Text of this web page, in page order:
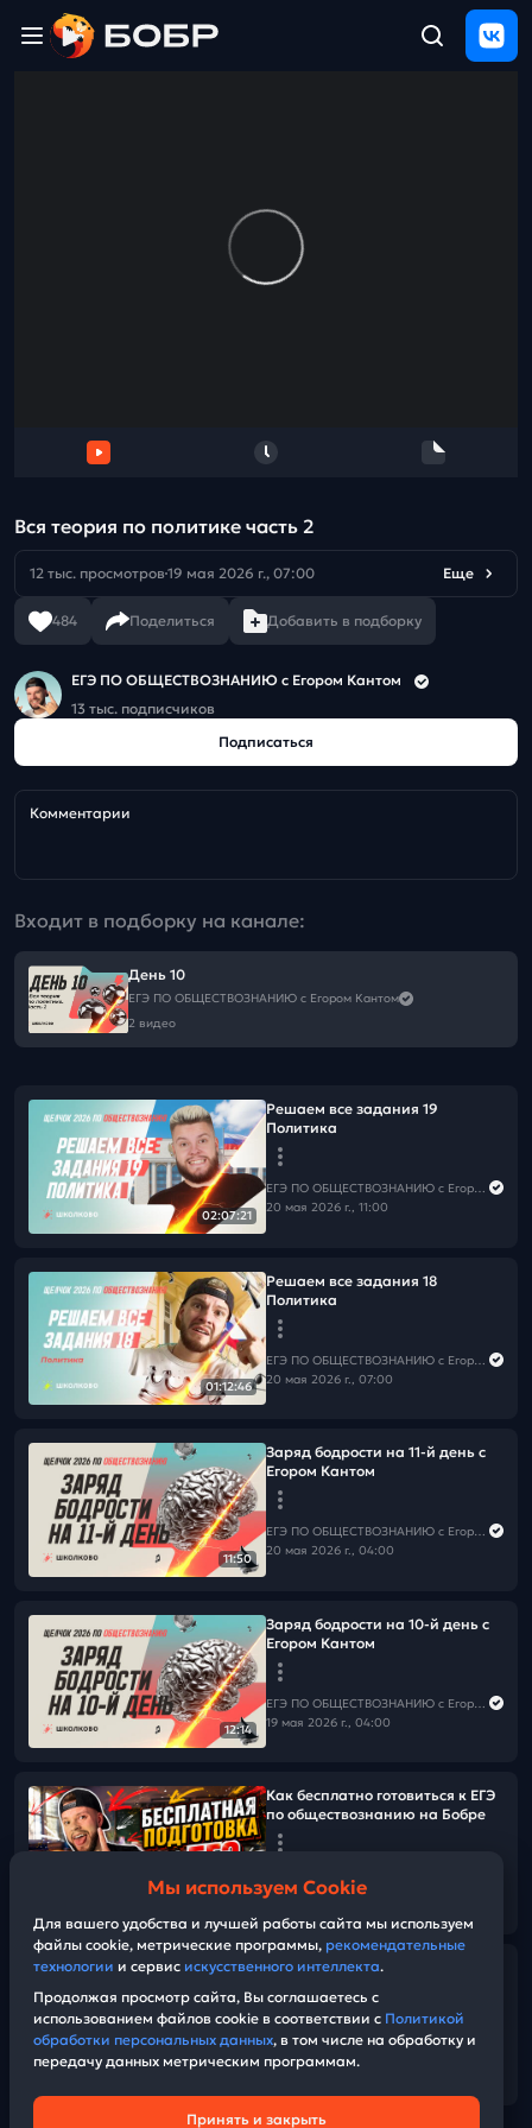
Вся теория по политике часть 2
12 тыс. просмотров 19 мая 2026 г., 07:00 Еще
484 Поделиться Добавить в подборку
ЕГЭ ПО ОБЩЕСТВОЗНАНИЮ c Егором Кантом
13 тыс. подписчиков
Подписаться
Комментарии
Входит в подборку на канале:
День 10
ЕГЭ ПО ОБЩЕСТВОЗНАНИЮ c Егором Кантом
2 видео
02:07:21
Решаем все задания 19
Политика
ЕГЭ ПО ОБЩЕСТВОЗНАНИЮ c Егором Кантом
20 мая 2026 г., 11:00
01:12:46
Решаем все задания 18
Политика
ЕГЭ ПО ОБЩЕСТВОЗНАНИЮ c Егором Кантом
20 мая 2026 г., 07:00
11:50
Заряд бодрости на 11-й день с
Егором Кантом
ЕГЭ ПО ОБЩЕСТВОЗНАНИЮ c Егором Кантом
20 мая 2026 г., 04:00
12:14
Заряд бодрости на 10-й день с
Егором Кантом
ЕГЭ ПО ОБЩЕСТВОЗНАНИЮ c Егором Кантом
19 мая 2026 г., 04:00
Как бесплатно готовиться к ЕГЭ
по обществознанию на Бобре
18 мая 2026 г., 21:00
Итоги 9 дня с Егором Кантом
18 мая 2026 г., 17:00
Мы используем Cookie
Для вашего удобства и лучшей работы сайта мы используем
файлы cookie, метрические программы, рекомендательные
технологии и сервис искусственного интеллекта.
Продолжая просмотр сайта, Вы соглашаетесь с
использованием файлов cookie в соответствии с Политикой
обработки персональных данных, в том числе на обработку и
передачу данных метрическим программам.
Принять и закрыть